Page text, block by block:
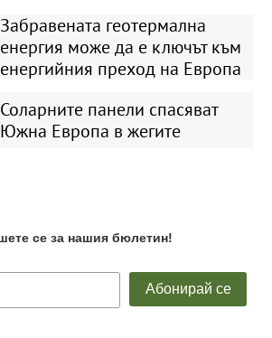
Забравената геотермална
енергия може да е ключът към
енергийния преход на Европа
Соларните панели спасяват
Южна Европа в жегите